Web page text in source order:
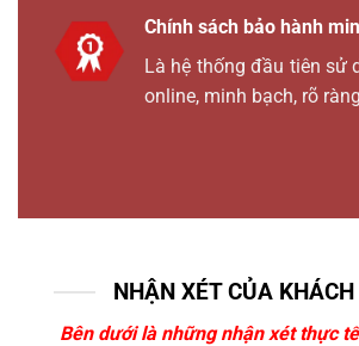
Chính sách bảo hành
Là hệ thống đầu tiên sử
online, minh bạch, rõ
NHẬN XÉT CỦA
Bên dưới là những nhận xét thực